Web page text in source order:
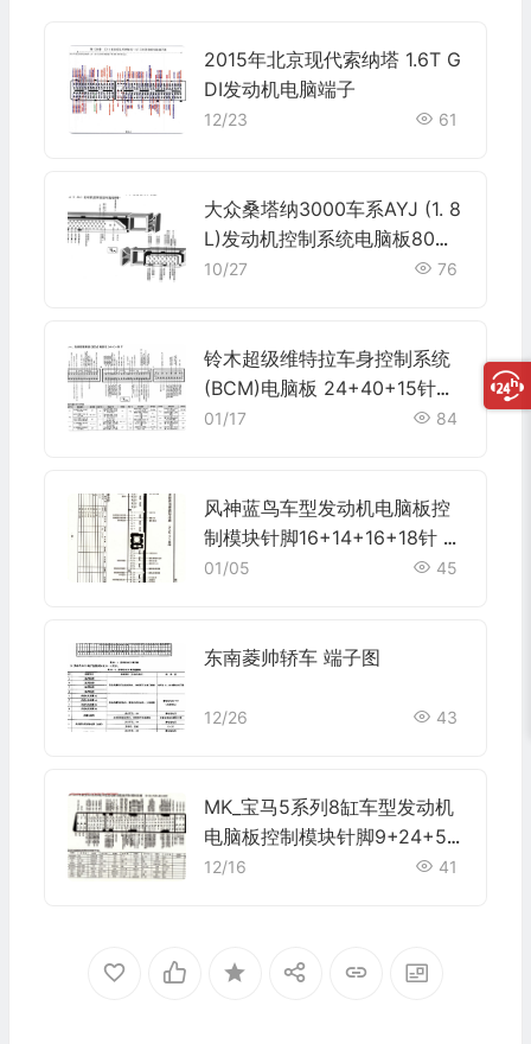
2015年北京现代索纳塔 1.6T G
DI发动机电脑端子
12/23 61
大众桑塔纳3000车系AYJ (1. 8
L)发动机控制系统电脑板80针
端子
10/27 76
铃木超级维特拉车身控制系统
(BCM)电脑板 24+40+15针端
子
01/17 84
风神蓝鸟车型发动机电脑板控
制模块针脚16+14+16+18针 端
子图
01/05 45
东南菱帅轿车 端子图
12/26 43
MK_宝马5系列8缸车型发动机
电脑板控制模块针脚9+24+52
+40+9针 端子图
12/16 41